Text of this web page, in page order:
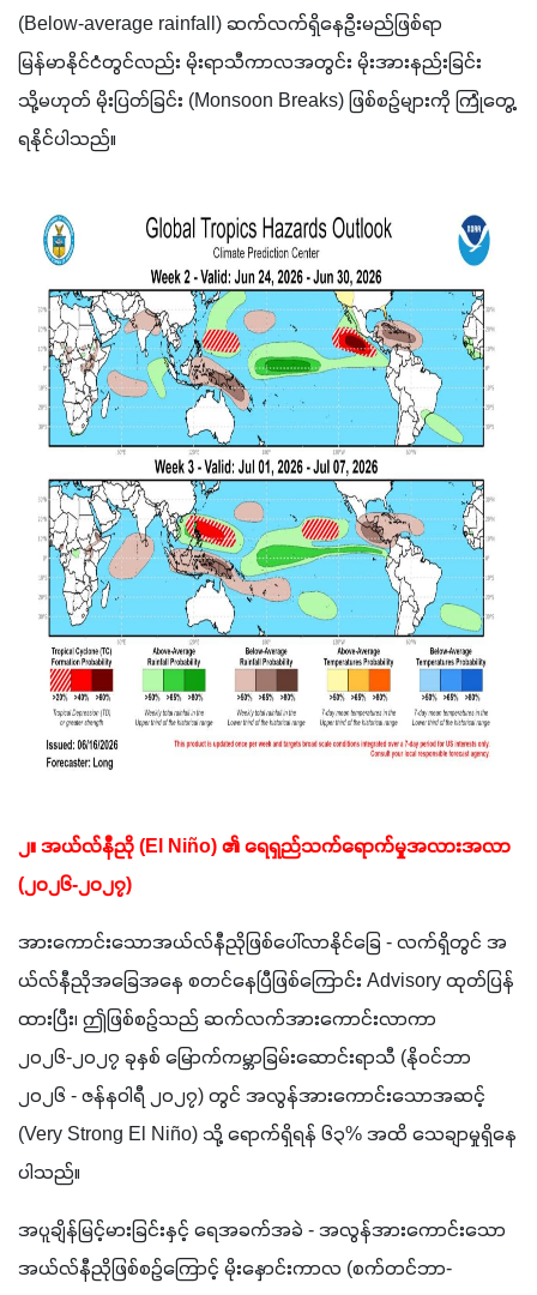
(Below-average rainfall) ဆက်လက်ရှိနေဦးမည်ဖြစ်ရာ
မြန်မာနိုင်ငံတွင်လည်း မိုးရာသီကာလအတွင်း မိုးအားနည်းခြင်း
သို့မဟုတ် မိုးပြတ်ခြင်း (Monsoon Breaks) ဖြစ်စဉ်များကို ကြုံတွေ့
ရနိုင်ပါသည်။
၂။ အယ်လ်နီညို (El Niño) ၏ ရေရှည်သက်ရောက်မှုအလားအလာ
(၂၀၂၆-၂၀၂၇)
အားကောင်းသောအယ်လ်နီညိုဖြစ်ပေါ်လာနိုင်ခြေ - လက်ရှိတွင် အ
ယ်လ်နီညိုအခြေအနေ စတင်နေပြီဖြစ်ကြောင်း Advisory ထုတ်ပြန်
ထားပြီး၊ ဤဖြစ်စဉ်သည် ဆက်လက်အားကောင်းလာကာ
၂၀၂၆-၂၀၂၇ ခုနှစ် မြောက်ကမ္ဘာခြမ်းဆောင်းရာသီ (နိုဝင်ဘာ
၂၀၂၆ - ဇန်နဝါရီ ၂၀၂၇) တွင် အလွန်အားကောင်းသောအဆင့်
(Very Strong El Niño) သို့ ရောက်ရှိရန် ၆၃% အထိ သေချာမှုရှိနေ
ပါသည်။
အပူချိန်မြင့်မားခြင်းနှင့် ရေအခက်အခဲ - အလွန်အားကောင်းသော
အယ်လ်နီညိုဖြစ်စဉ်ကြောင့် မိုးနှောင်းကာလ (စက်တင်ဘာ-